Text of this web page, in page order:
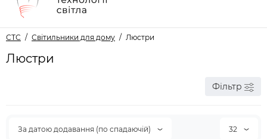
СТС Світильники для дому Люстри
Люстри
Фільтр
За датою додавання (по спадаючій) 32